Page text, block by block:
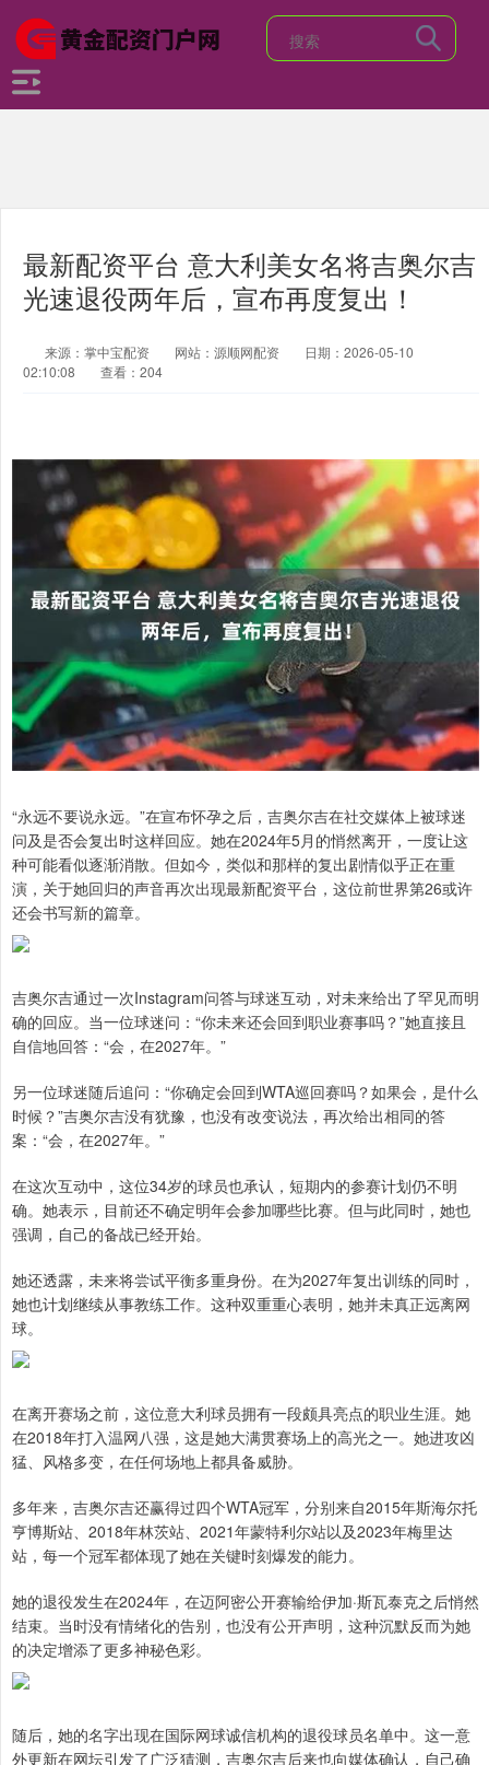
最新配资平台 意大利美女名将吉奥尔吉
光速退役两年后，宣布再度复出！
来源：掌中宝配资 网站：源顺网配资
日期：2026-05-10
02:10:08
查看：204
“永远不要说永远。”在宣布怀孕之后，吉奥尔吉在社交媒体上被球迷
问及是否会复出时这样回应。她在2024年5月的悄然离开，一度让这
种可能看似逐渐消散。但如今，类似和那样的复出剧情似乎正在重
演，关于她回归的声音再次出现最新配资平台，这位前世界第26或许
还会书写新的篇章。
吉奥尔吉通过一次Instagram问答与球迷互动，对未来给出了罕见而明
确的回应。当一位球迷问：“你未来还会回到职业赛事吗？”她直接且
自信地回答：“会，在2027年。”
另一位球迷随后追问：“你确定会回到WTA巡回赛吗？如果会，是什么
时候？”吉奥尔吉没有犹豫，也没有改变说法，再次给出相同的答
案：“会，在2027年。”
在这次互动中，这位34岁的球员也承认，短期内的参赛计划仍不明
确。她表示，目前还不确定明年会参加哪些比赛。但与此同时，她也
强调，自己的备战已经开始。
她还透露，未来将尝试平衡多重身份。在为2027年复出训练的同时，
她也计划继续从事教练工作。这种双重重心表明，她并未真正远离网
球。
在离开赛场之前，这位意大利球员拥有一段颇具亮点的职业生涯。她
在2018年打入温网八强，这是她大满贯赛场上的高光之一。她进攻凶
猛、风格多变，在任何场地上都具备威胁。
多年来，吉奥尔吉还赢得过四个WTA冠军，分别来自2015年斯海尔托
亨博斯站、2018年林茨站、2021年蒙特利尔站以及2023年梅里达
站，每一个冠军都体现了她在关键时刻爆发的能力。
她的退役发生在2024年，在迈阿密公开赛输给伊加·斯瓦泰克之后悄然
结束。当时没有情绪化的告别，也没有公开声明，这种沉默反而为她
的决定增添了更多神秘色彩。
随后，她的名字出现在国际网球诚信机构的退役球员名单中。这一意
外更新在网坛引发了广泛猜测，吉奥尔吉后来也向媒体确认，自己确